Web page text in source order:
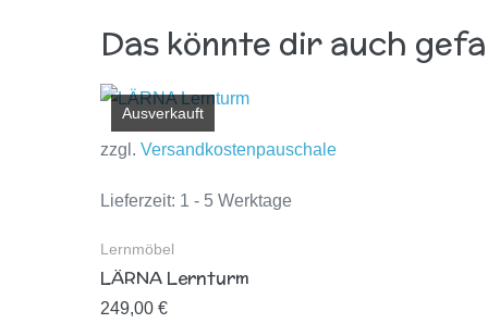
Das könnte dir auch
Ausverkauft
zzgl. Versandkostenpauschale
Lieferzeit: 1 - 5 Werktage
Lernmöbel
LÄRNA Lernturm
249,00 €